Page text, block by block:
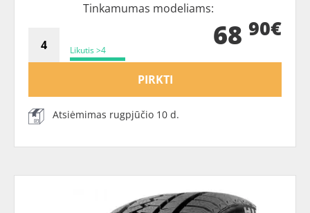
Tinkamumas modeliams:
Likutis >4 68 90€
PIRKTI
Atsiėmimas rugpjūčio 10 d.